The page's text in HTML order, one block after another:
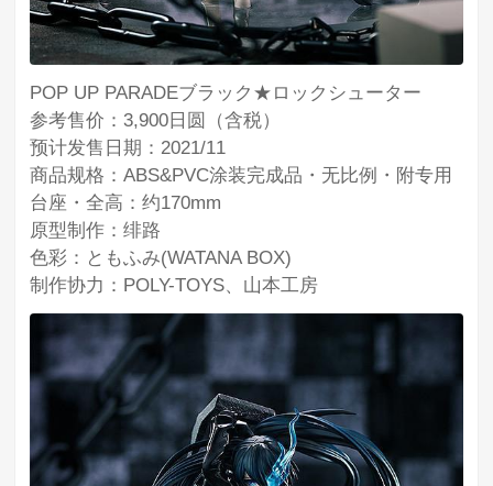
POP UP PARADEブラック★ロックシューター
参考售价：3,900日圆（含税）
预计发售日期：2021/11
商品规格：ABS&PVC涂装完成品・无比例・附专用
台座・全高：约170mm
原型制作：绯路
色彩：ともふみ(WATANA BOX)
制作协力：POLY-TOYS、山本工房